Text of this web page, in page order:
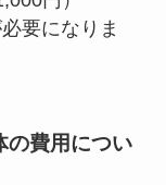
要になりま
の費用につい